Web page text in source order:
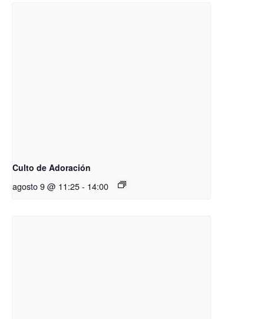
Culto de Adoración
agosto 9 @ 11:25- 14:00